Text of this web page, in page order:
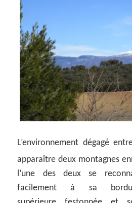
L’environnement dégagé
apparaître deux montagnes
l’une des deux se
facilement à sa